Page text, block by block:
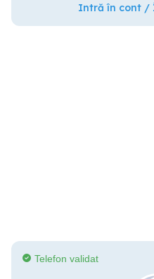
Intră în cont /
Telefon validat